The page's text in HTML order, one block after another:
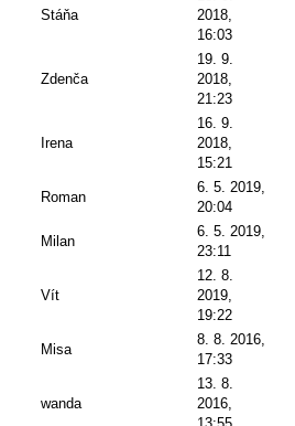
Stáňa
2018,
16:03
Zdenča
19. 9.
2018,
21:23
Irena
16. 9.
2018,
15:21
Roman
6. 5. 2019,
20:04
Milan
6. 5. 2019,
23:11
Vít
12. 8.
2019,
19:22
Misa
8. 8. 2016,
17:33
wanda
13. 8.
2016,